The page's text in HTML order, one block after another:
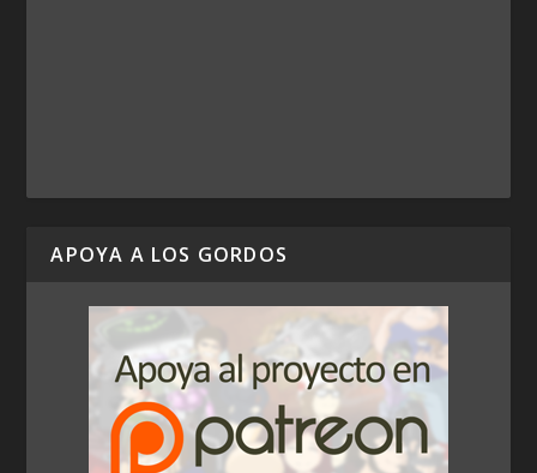
APOYA A LOS GORDOS